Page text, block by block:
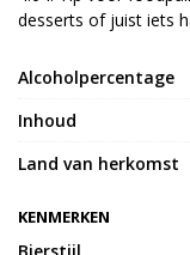
desserts of juist iets
Alcoholpercentage
Inhoud
Land van herkomst
KENMERKEN